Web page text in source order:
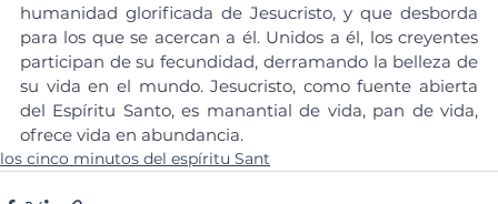
humanidad glorificada de Jesucristo, y que desborda
para los que se acercan a él. Unidos a él, los creyentes
participan de su fecundidad, derramando la belleza de
su vida en el mundo. Jesucristo, como fuente abierta
del Espíritu Santo, es manantial de vida, pan de vida,
ofrece vida en abundancia.
los cinco minutos del espíritu Sant